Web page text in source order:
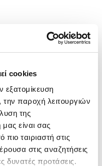
cookies
εξατομίκευση
την παροχή λειτουργιών
της
είναι σας
ταιριαστή στις
στις αναζητήσεις
δυνατές προτάσεις.